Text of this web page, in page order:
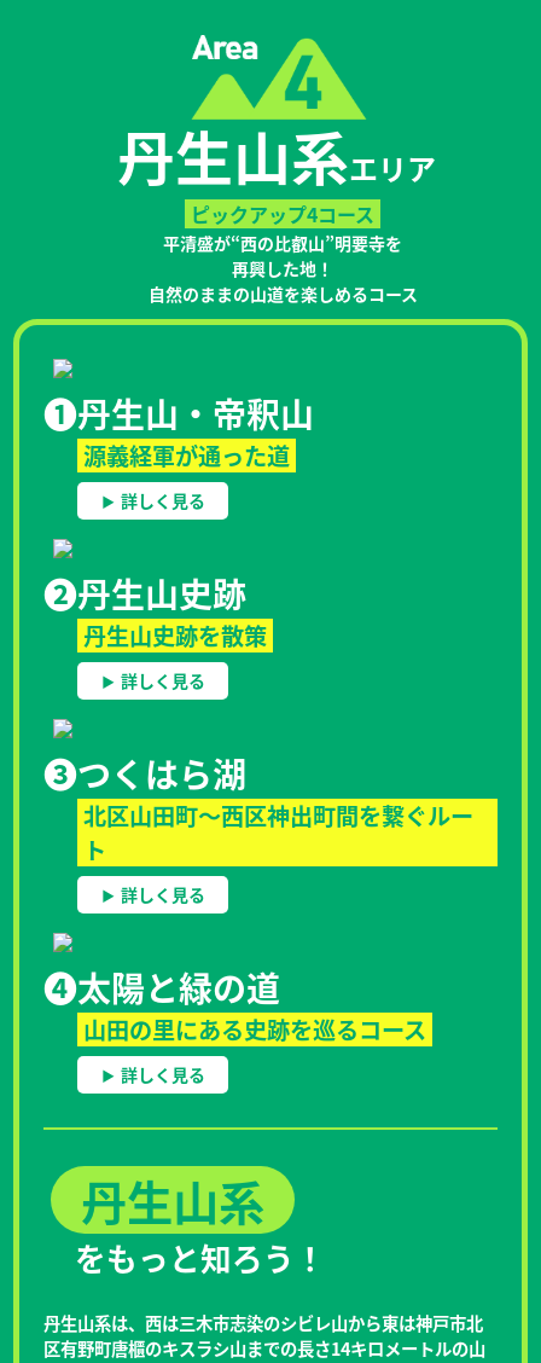
丹生山系エリア
ピックアップ4コース
平清盛が“西の比叡山”明要寺を
再興した地！
自然のままの山道を楽しめるコース
❶丹生山・帝釈山
源義経軍が通った道
詳しく見る
❷丹生山史跡
丹生山史跡を散策
詳しく見る
❸つくはら湖
北区山田町～西区神出町間を繋ぐルー
ト
詳しく見る
❹太陽と緑の道
山田の里にある史跡を巡るコース
詳しく見る
丹生山系
をもっと知ろう！
丹生山系は、西は三木市志染のシビレ山から東は神戸市北
区有野町唐櫃のキスラシ山までの長さ14キロメートルの山